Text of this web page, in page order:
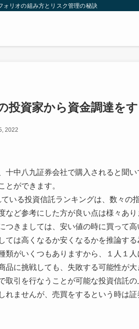
ォリオの組み方とリスク管理の秘訣
投資家から資金調達を
2022
十中八九証券会社で購入されると聞
とができます。
いる投資信託ランキングは、数々の
など参考にした方が良い点は様々あり
つきましては、安い値の時に買って
ては高くなるか安くなるかを推論する
類がいくつもありますから、１人１
品に挑戦しても、失敗する可能性が
取引を行なうことが可能な投資信託
れませんが、売買をするという時は